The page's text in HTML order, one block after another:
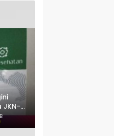
JKN-